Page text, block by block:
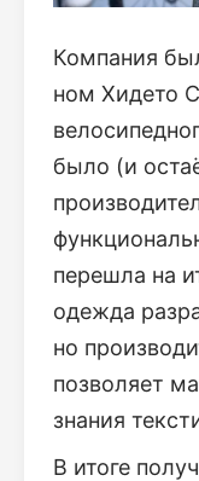
Компания
ном Хидето
было (и
перешла на
одежда
но
позволяет
знания
В итоге